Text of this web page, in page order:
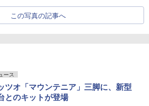
この写真の記事へ
ース
ツオ「マウンテニア」三脚に、新型
とのキットが登場